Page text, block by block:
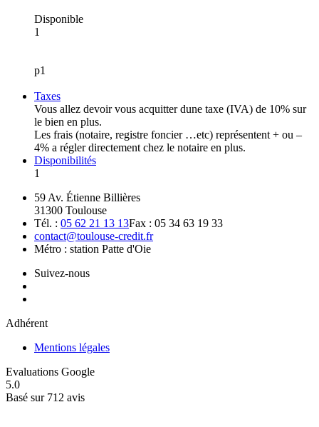
Disponible
1
p1
Taxes
Vous allez devoir vous acquitter dune taxe (IVA) de 10% sur
le bien en plus.
Les frais (notaire, registre foncier …etc) représentent + ou –
4% a régler directement chez le notaire en plus.
Disponibilités
1
59 Av. Étienne Billières
31300 Toulouse
Tél. : 05 62 21 13 13Fax : 05 34 63 19 33
contact@toulouse-credit.fr
Métro : station Patte d'Oie
Suivez-nous
Adhérent
Mentions légales
Evaluations Google
5.0
Basé sur 712 avis